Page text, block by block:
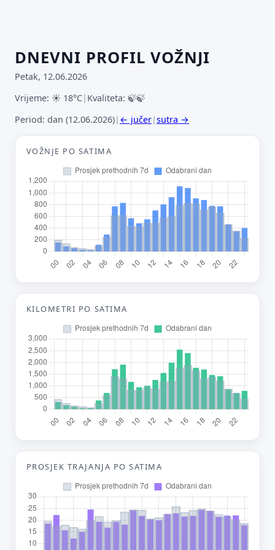
DNEVNI PROFIL VOŽNJI
Petak, 12.06.2026
Vrijeme: ☀ 18°C| Kvaliteta: 🍃🍃
Period: dan (12.06.2026)| ← jučer|sutra →
VOŽNJE PO SATIMA
KILOMETRI PO SATIMA
PROSJEK TRAJANJA PO SATIMA
Predloži poboljšanje ove stranice
Što bi ti ovdje bilo korisno? Koje pitanje želiš da ova
stranica može odgovoriti? (npr. “kada je
najpraznije?”, “što znači ovaj skok?”, “što još
usporediti?”)
Vrsta poruke
Povratna informacija
Prijava problema
Tvoj prijedlog
E-mail (opcionalno)
Ne moraš upisati e-mail — prijedlog možeš poslati i anonimno.
Odustani Pošalji